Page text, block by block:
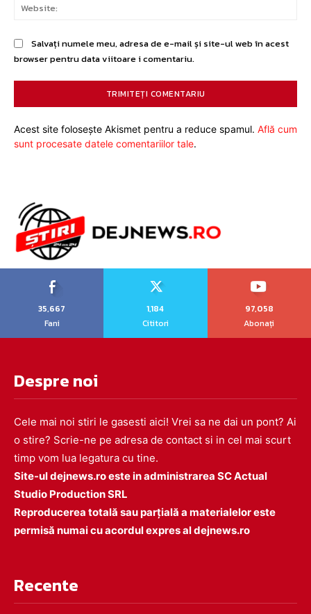
Salvați numele meu, adresa de e-mail și site-ul web în acest
browser pentru data viitoare i comentariu.
Acest site folosește Akismet pentru a reduce spamul. Află cum
sunt procesate datele comentariilor tale.
35,667
Fani
1,184
Cititori
97,058
Abonați
Despre noi
Cele mai noi stiri le gasesti aici! Vrei sa ne dai un pont? Ai
o stire? Scrie-ne pe adresa de contact si in cel mai scurt
timp vom lua legatura cu tine.
Site-ul dejnews.ro este in administrarea SC Actual
Studio Production SRL
Reproducerea totală sau parțială a materialelor este
permisă numai cu acordul expres al dejnews.ro
Recente